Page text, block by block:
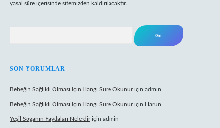
yasal süre içerisinde sitemizden kaldırılacaktır.
SON YORUMLAR
Bebeğin Sağlıklı Olması Için Hangi Sure Okunuriçin admin
Bebeğin Sağlıklı Olması Için Hangi Sure Okunuriçin Harun
Yeşil Soğanın Faydaları Nelerdiriçin admin